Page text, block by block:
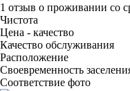
1 отзыв о проживании со
Чистота
Цена - качество
Качество обслуживания
Расположение
Своевременность
Соответствие фото